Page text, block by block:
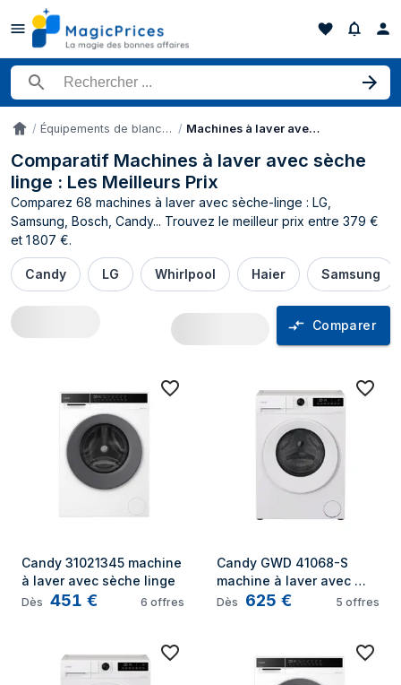
Rechercher un produit
Accueil Équipements de blanchisserie Machines à laver avec sèche linge
Comparatif Machines à laver avec sèche
linge : Les Meilleurs Prix
Comparez 68 machines à laver avec sèche-linge : LG,
Samsung, Bosch, Candy... Trouvez le meilleur prix entre 379 €
et 1 807 €.
Candy LG Whirlpool Haier Samsung
Comparer
Comparateur de prix Machines à laver
Candy 31021345 machine
à laver avec sèche linge
Dès 451 € 6 offres
Candy GWD 41068-S
machine à laver avec
sèche linge
Dès 625 € 5 offres